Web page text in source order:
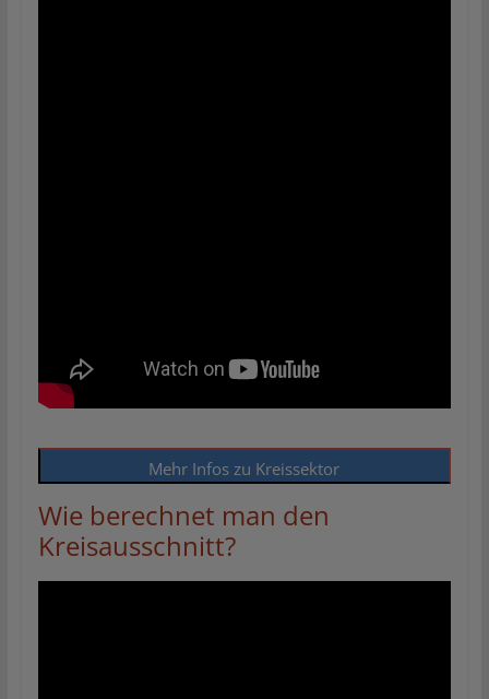
Mehr Infos zu Kreissektor
Wie berechnet man den
Kreisausschnitt?